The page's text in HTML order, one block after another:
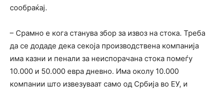
сообраќај.
– Срамно е кога станува збор за извоз на стока. Треба
да се додаде дека секоја производствена компанија
има казни и пенали за неиспорачана стока помеѓу
10.000 и 50.000 евра дневно. Има околу 10.000
компании што извезуваат само од Србија во ЕУ, и